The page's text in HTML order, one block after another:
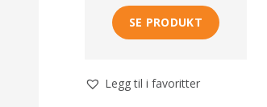
SE PRODUKT
Legg til i favoritter